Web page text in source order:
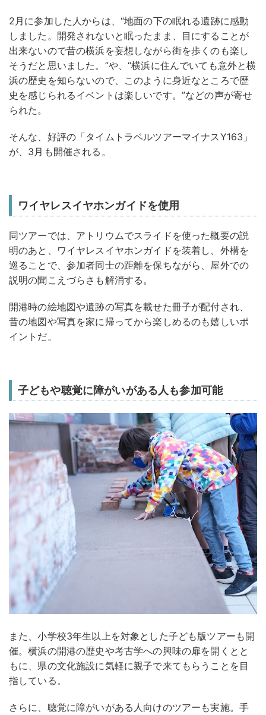
2月に参加した人からは、“地面の下の眠れる遺跡に感動
しました。開発されないと眠ったまま、目にすることが
出来ないので昔の横浜を妄想しながら街を歩くのも楽し
そうだと思いました。”や、“横浜に住んでいても意外と横
浜の歴史を知らないので、このように身近なところで歴
史を感じられるイベントは楽しいです。”などの声が寄せ
られた。
そんな、好評の「タイムトラベルツアーマイナスY163」
が、3月も開催される。
ワイヤレスイヤホンガイドを使用
同ツアーでは、アトリウムでスライドを使った概要の説
明のあと、ワイヤレスイヤホンガイドを装着し、外構を
巡ることで、参加者同士の距離を保ちながら、屋外での
説明の聞こえづらさも解消する。
開港時の絵地図や遺跡の写真を載せた冊子が配付され、
昔の地図や写真を家に帰ってから楽しめるのも嬉しいポ
イントだ。
子どもや聴覚に障がいがある人も参加可能
また、小学校3年生以上を対象とした子ども版ツアーも開
催。横浜の開港の歴史や考古学への興味の扉を開くとと
もに、県の文化施設に気軽に親子で来てもらうことを目
指している。
さらに、聴覚に障がいがある人向けのツアーも実施。手